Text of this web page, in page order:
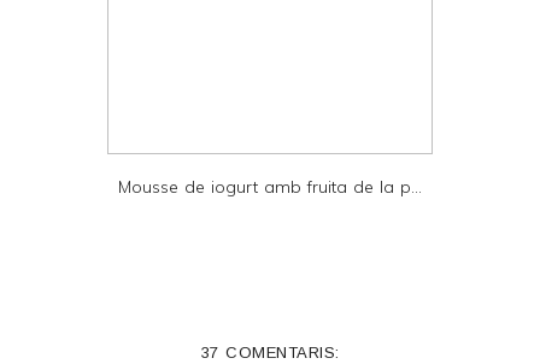
Mousse de iogurt amb fruita de la p...
37 COMENTARIS: